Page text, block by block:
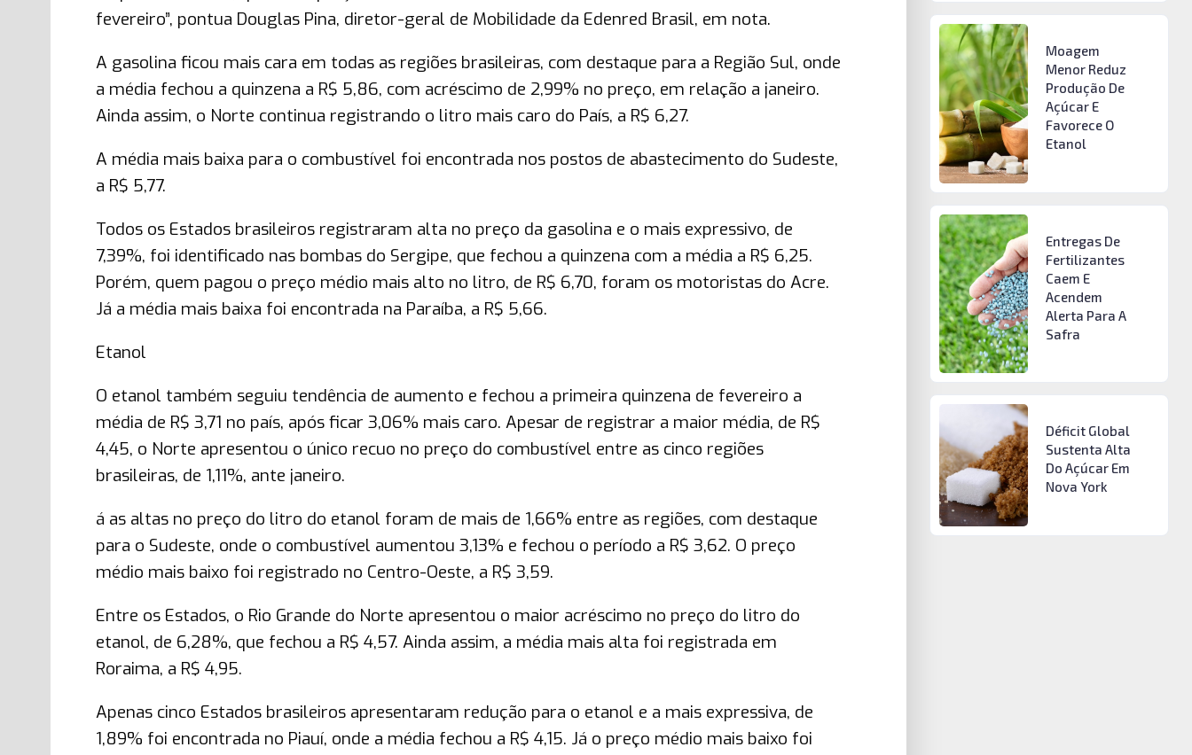
fevereiro”, pontua Douglas Pina, diretor-geral de Mobilidade da Edenred Brasil, em nota.
A gasolina ficou mais cara em todas as regiões brasileiras, com destaque para a Região Sul, onde
a média fechou a quinzena a R$ 5,86, com acréscimo de 2,99% no preço, em relação a janeiro.
Ainda assim, o Norte continua registrando o litro mais caro do País, a R$ 6,27.
A média mais baixa para o combustível foi encontrada nos postos de abastecimento do Sudeste,
a R$ 5,77.
Todos os Estados brasileiros registraram alta no preço da gasolina e o mais expressivo, de
7,39%, foi identificado nas bombas do Sergipe, que fechou a quinzena com a média a R$ 6,25.
Porém, quem pagou o preço médio mais alto no litro, de R$ 6,70, foram os motoristas do Acre.
Já a média mais baixa foi encontrada na Paraíba, a R$ 5,66.
Etanol
O etanol também seguiu tendência de aumento e fechou a primeira quinzena de fevereiro a
média de R$ 3,71 no país, após ficar 3,06% mais caro. Apesar de registrar a maior média, de R$
4,45, o Norte apresentou o único recuo no preço do combustível entre as cinco regiões
brasileiras, de 1,11%, ante janeiro.
á as altas no preço do litro do etanol foram de mais de 1,66% entre as regiões, com destaque
para o Sudeste, onde o combustível aumentou 3,13% e fechou o período a R$ 3,62. O preço
médio mais baixo foi registrado no Centro-Oeste, a R$ 3,59.
Entre os Estados, o Rio Grande do Norte apresentou o maior acréscimo no preço do litro do
etanol, de 6,28%, que fechou a R$ 4,57. Ainda assim, a média mais alta foi registrada em
Roraima, a R$ 4,95.
Apenas cinco Estados brasileiros apresentaram redução para o etanol e a mais expressiva, de
1,89% foi encontrada no Piauí, onde a média fechou a R$ 4,15. Já o preço médio mais baixo foi
Moagem
Menor Reduz
Produção De
Açúcar E
Favorece O
Etanol
Entregas De
Fertilizantes
Caem E
Acendem
Alerta Para A
Safra
Déficit Global
Sustenta Alta
Do Açúcar Em
Nova York